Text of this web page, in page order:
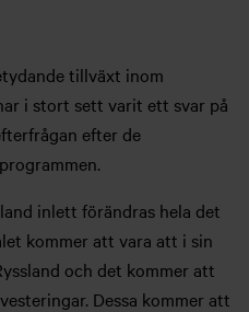
tillväxt inom
i stort sett varit ett svar på
efter de
inlett förändras hela det
kommer att vara att i sin
och det kommer att
Dessa kommer att